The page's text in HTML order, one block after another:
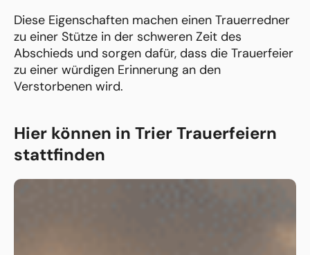
Diese Eigenschaften machen einen Trauerredner
zu einer Stütze in der schweren Zeit des
Abschieds und sorgen dafür, dass die Trauerfeier
zu einer würdigen Erinnerung an den
Verstorbenen wird.
Hier können in Trier Trauerfeiern
stattfinden